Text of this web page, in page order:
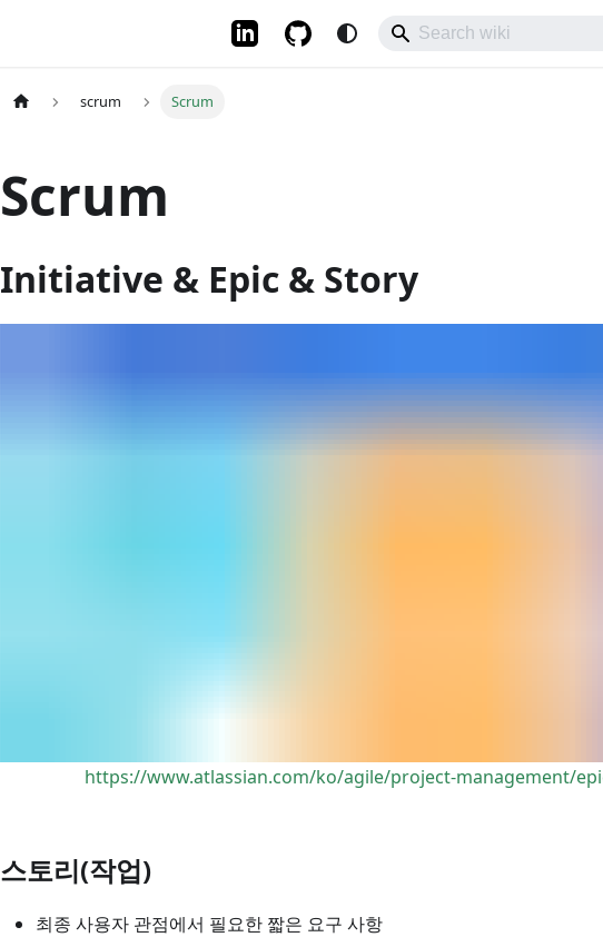
scrum Scrum
Scrum
Initiative & Epic & Story
https://www.atlassian.com/ko/agile/project-management/
스토리(작업)
최종 사용자 관점에서 필요한 짧은 요구 사항